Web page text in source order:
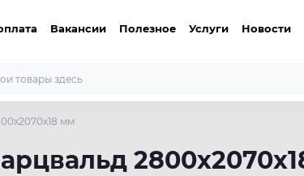
Вакансии Полезное Услуги Новости
мм